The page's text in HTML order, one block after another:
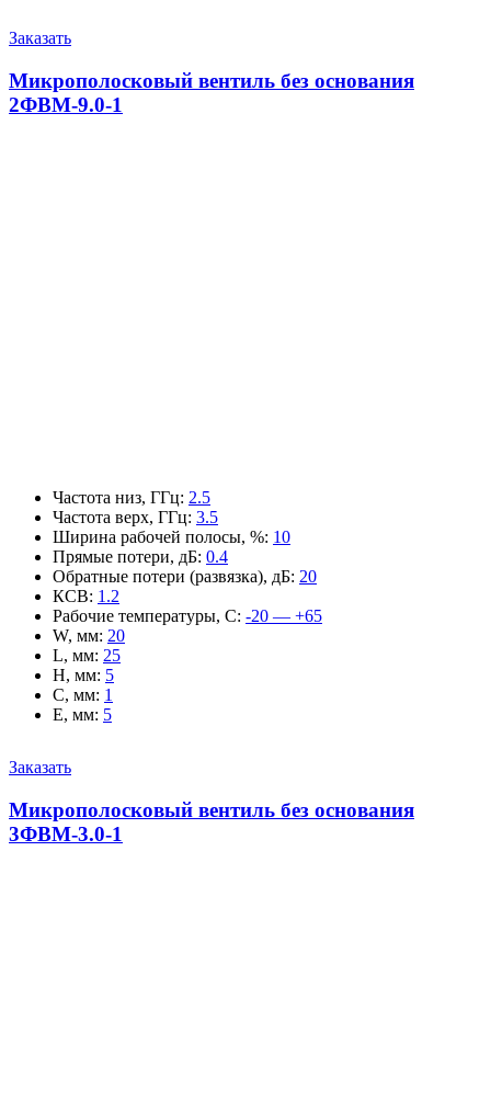
Заказать
Микрополосковый вентиль без основания
2ФВМ-9.0-1
Частота низ, ГГц: 2.5
Частота верх, ГГц: 3.5
Ширина рабочей полосы, %: 10
Прямые потери, дБ: 0.4
Обратные потери (развязка), дБ: 20
КСВ: 1.2
Рабочие температуры, С: -20 — +65
W, мм: 20
L, мм: 25
H, мм: 5
C, мм: 1
E, мм: 5
Заказать
Микрополосковый вентиль без основания
3ФВМ-3.0-1